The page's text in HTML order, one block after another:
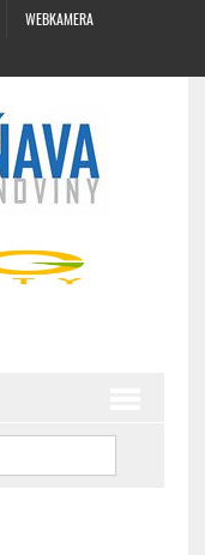
WEBKAMERA